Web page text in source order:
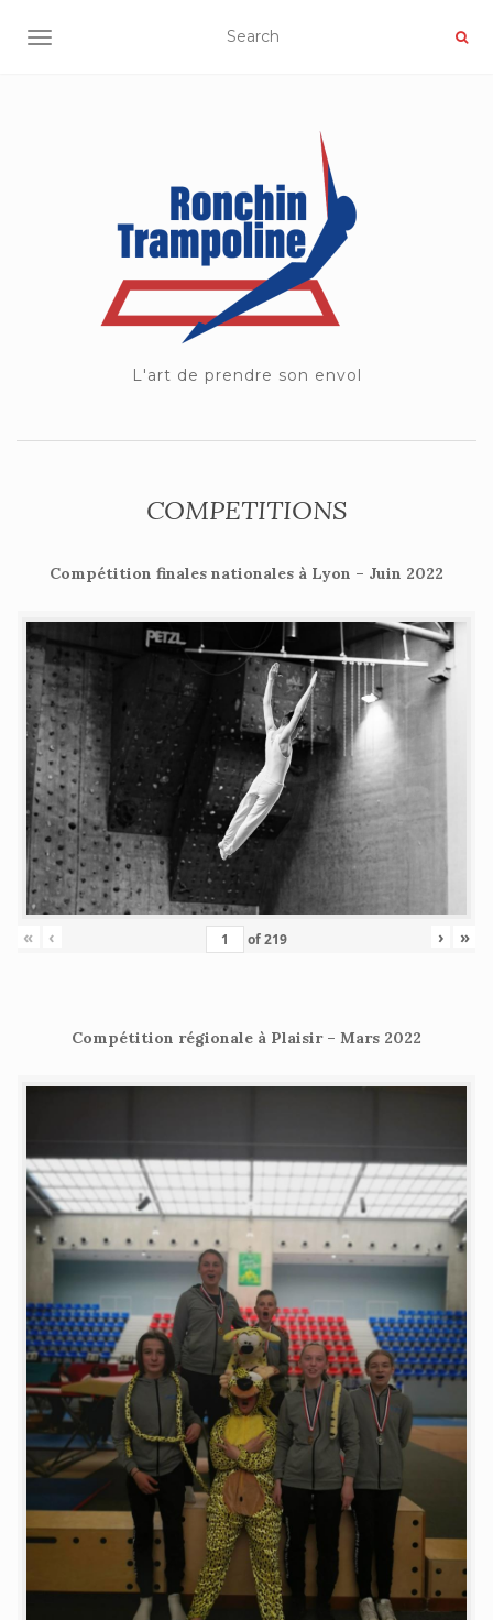
OUVRIR/FERMER LA NAVIGATION
L'art de prendre son envol
COMPETITIONS
Compétition finales nationales à Lyon – Juin 2022
« ‹ of219 › »
Compétition régionale à Plaisir – Mars 2022